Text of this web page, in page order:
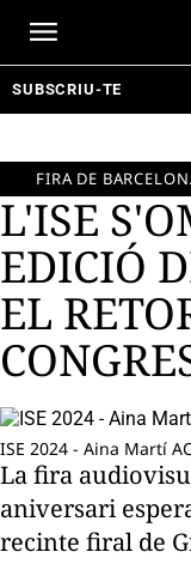
SUBSCRIU-TE
FIRA DE
L'ISE
EDICIÓ
EL
ISE 2024 - Aina Martí
La fira
aniversari
recinte firal de